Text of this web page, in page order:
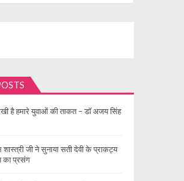
है हमारे युवाओं की ताकत – डॉ अजय सिंह
जी ने सुनाया सती देवी के प्राकट्य
का प्रसंग